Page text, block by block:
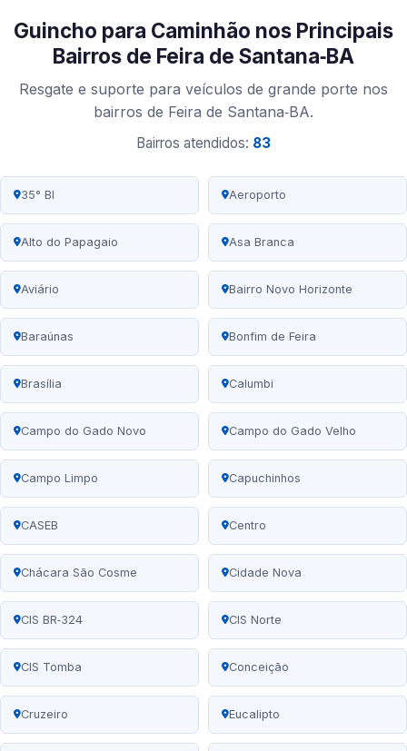
Guincho para Caminhão nos Principais
Bairros de Feira de Santana‑BA
Resgate e suporte para veículos de grande porte nos
bairros de Feira de Santana‑BA.
Bairros atendidos: 83
35° BI Aeroporto
Alto do Papagaio Asa Branca
Aviário Bairro Novo Horizonte
Baraúnas Bonfim de Feira
Brasília Calumbi
Campo do Gado Novo Campo do Gado Velho
Campo Limpo Capuchinhos
CASEB Centro
Chácara São Cosme Cidade Nova
CIS BR‑324 CIS Norte
CIS Tomba Conceição
Cruzeiro Eucalipto